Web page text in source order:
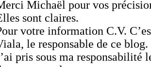
Michaël pour vos
sont claires.
votre information C.V.
le responsable de ce blog.
pris sous ma responsabilité